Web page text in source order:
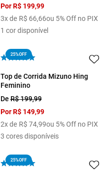
PorR$ 199,99
3x de R$ 66,66ou 5% Off no PIX
1 cor disponível
25%OFF
Top de Corrida Mizuno Hing
Feminino
DeR$199,99
PorR$ 149,99
2x de R$ 74,99ou 5% Off no PIX
3 cores disponíveis
25%OFF